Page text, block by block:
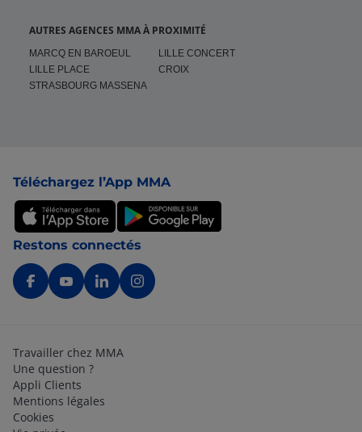
AUTRES AGENCES MMA À PROXIMITÉ
MARCQ EN BAROEUL
LILLE CONCERT
LILLE PLACE
STRASBOURG MASSENA
CROIX
Téléchargez l’App MMA
Restons connectés
Travailler chez MMA
Une question ?
Appli Clients
Mentions légales
Cookies